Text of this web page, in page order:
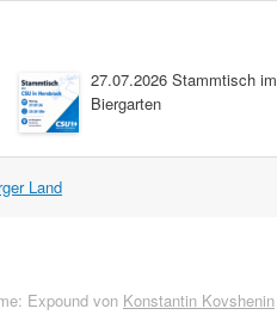
27.07.2026 Stammtisch im
Biergarten
Land
Expound von Konstantin Kovshenin